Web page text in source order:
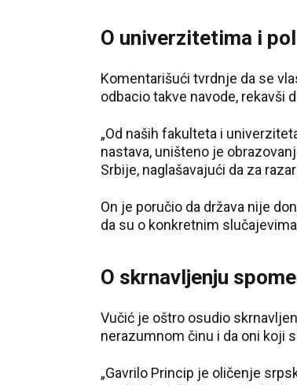
O univerzitetima i
Komentarišući tvrdnje da se
odbacio takve navode, rekavši
„Od naših fakulteta i
nastava, uništeno je
Srbije, naglašavajući da za
On je poručio da država nije
da su o konkretnim
O skrnavljenju
Vučić je oštro osudio
nerazumnom činu i da oni koji
„Gavrilo Princip je oličenje